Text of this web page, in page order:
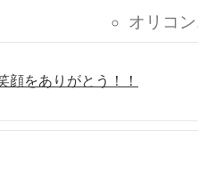
オリコ
顔をありがとう！！